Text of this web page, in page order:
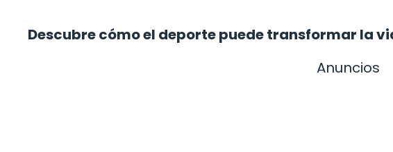
Descubre cómo el deporte puede transformar la
Anuncios